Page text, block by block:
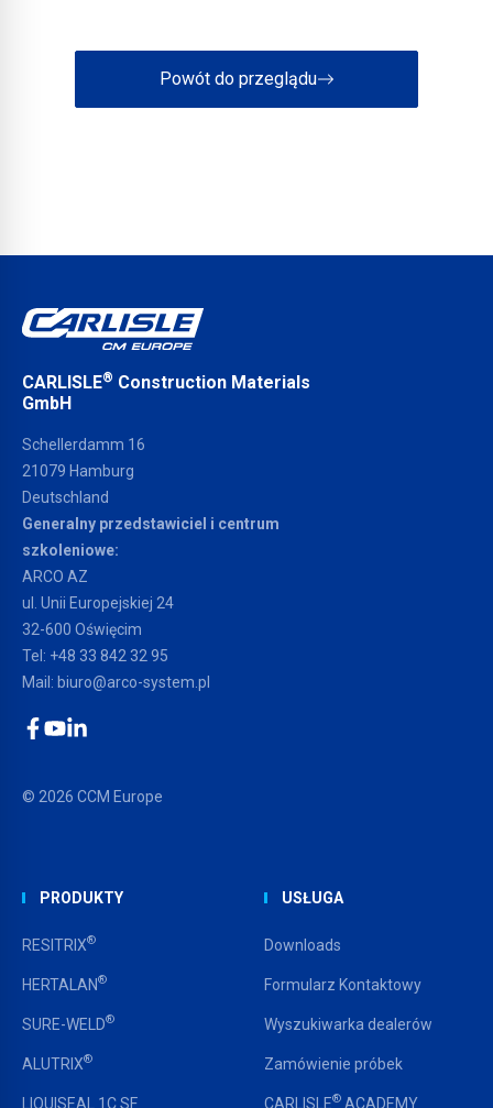
Powót do przeglądu
CARLISLE® Construction Materials
GmbH
Schellerdamm 16
21079 Hamburg
Deutschland
Generalny przedstawiciel i centrum
szkoleniowe:
ARCO AZ
ul. Unii Europejskiej 24
32-600 Oświęcim
Tel: +48 33 842 32 95
Mail: biuro@arco-system.pl
© 2026 CCM Europe
PRODUKTY
RESITRIX®
HERTALAN®
SURE-WELD®
ALUTRIX®
LIQUISEAL 1C SF
USŁUGA
Downloads
Formularz Kontaktowy
Wyszukiwarka dealerów
Zamówienie próbek
CARLISLE® ACADEMY